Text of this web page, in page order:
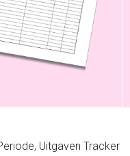
Uitgaven Tracker